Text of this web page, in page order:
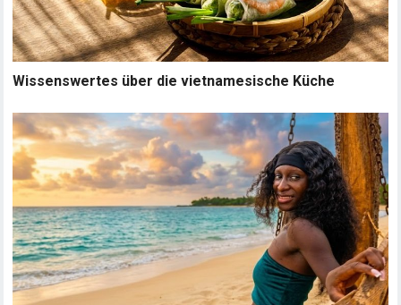
Wissenswertes über die vietnamesische Küche